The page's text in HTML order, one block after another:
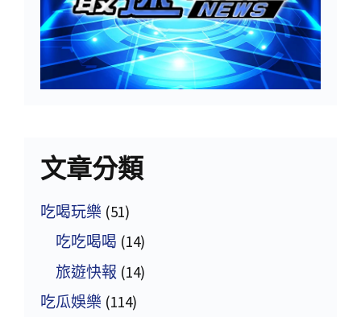
文章分類
吃喝玩樂 (51)
吃吃喝喝 (14)
旅遊快報 (14)
吃瓜娛樂 (114)